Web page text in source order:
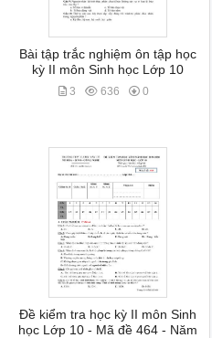
Bài tập trắc nghiệm ôn tập học
kỳ II môn Sinh học Lớp 10
3 636 0
Đề kiểm tra học kỳ II môn Sinh
học Lớp 10 - Mã đề 464 - Năm